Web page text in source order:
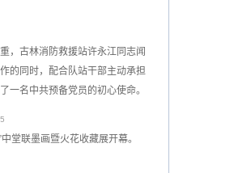
，古林消防救援站许永江同志闻
的同时，配合队站干部主动承担
一名中共预备党员的初心使命。
堂联墨画暨火花收藏展开幕。